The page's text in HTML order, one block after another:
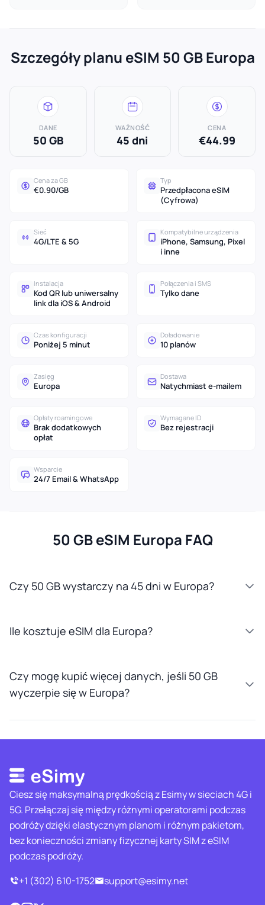
Szczegóły planu eSIM 50 GB Europa
DANE
50 GB
WAŻNOŚĆ
45 dni
CENA
€44.99
Cena za GB
€0.90/GB
Typ
Przedpłacona eSIM
(Cyfrowa)
Sieć
4G/LTE & 5G
Kompatybilne urządzenia
iPhone, Samsung, Pixel
i inne
Instalacja
Kod QR lub uniwersalny
link dla iOS & Android
Połączenia i SMS
Tylko dane
Czas konfiguracji
Poniżej 5 minut
Doładowanie
10 planów
Zasięg
Europa
Dostawa
Natychmiast e-mailem
Opłaty roamingowe
Brak dodatkowych
opłat
Wymagane ID
Bez rejestracji
Wsparcie
24/7 Email & WhatsApp
50 GB eSIM Europa FAQ
Czy 50 GB wystarczy na 45 dni w Europa?
Ile kosztuje eSIM dla Europa?
Czy mogę kupić więcej danych, jeśli 50 GB
wyczerpie się w Europa?
Ciesz się maksymalną prędkością z Esimy w sieciach 4G i
5G. Przełączaj się między różnymi operatorami podczas
podróży dzięki elastycznym planom i różnym pakietom,
bez konieczności zmiany fizycznej karty SIM z eSIM
podczas podróży.
+1 (302) 610-1752
support@esimy.net